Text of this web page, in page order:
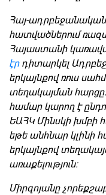
Հայ-
հատվածներում
Հայաստանի
էրդիտարկել
երկայնքով ռուս
տեղակայման
համար կարող է
ԵԱՀԿ Մինսկի
եթե անհնար կլինի
երկայնքով
առաքելություն։
Միրզոյանը